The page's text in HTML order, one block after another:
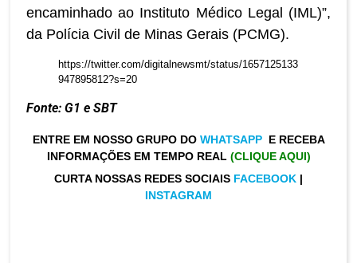
encaminhado ao Instituto Médico Legal (IML)”,
da Polícia Civil de Minas Gerais (PCMG).
https://twitter.com/digitalnewsmt/status/1657125133
947895812?s=20
Fonte: G1 e SBT
ENTRE EM NOSSO GRUPO DO WHATSAPP E RECEBA
INFORMAÇÕES EM TEMPO REAL (CLIQUE AQUI)
CURTA NOSSAS REDES SOCIAIS FACEBOOK |
INSTAGRAM